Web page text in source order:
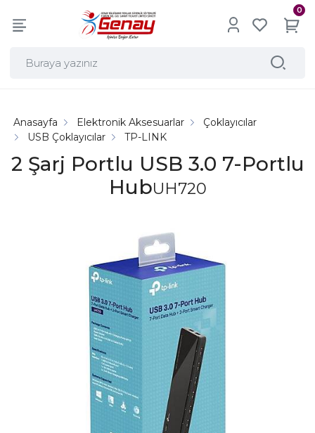
0
2 Şarj Portlu USB 3.0 7-Portlu
HubUH720
Anasayfa Elektronik Aksesuarlar
Çoklayıcılar
USB Çoklayıcılar
TP-LINK